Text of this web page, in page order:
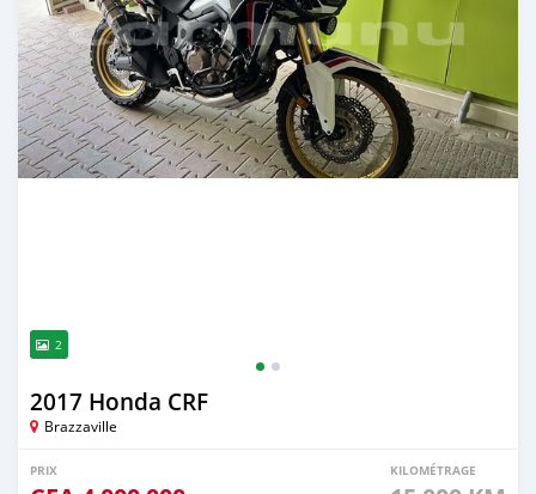
2
2017 Honda CRF
Brazzaville
PRIX KILOMÉTRAGE